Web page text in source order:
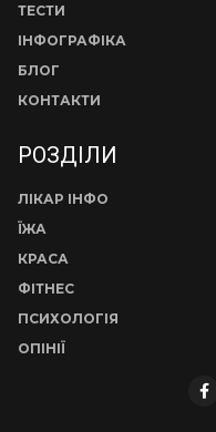
ТЕСТИ
ІНФОГРАФІКА
БЛОГ
КОНТАКТИ
РОЗДІЛИ
ЛІКАР ІНФО
ЇЖА
КРАСА
ФІТНЕС
ПСИХОЛОГІЯ
ОПІНІЇ